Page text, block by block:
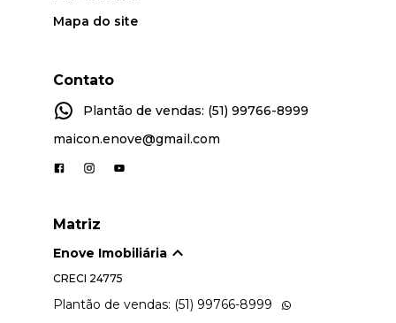
Mapa do site
Contato
Plantão de vendas: (51) 99766-8999
maicon.enove@gmail.com
Matriz
Enove Imobiliária
CRECI 24775
Plantão de vendas: (51) 99766-8999